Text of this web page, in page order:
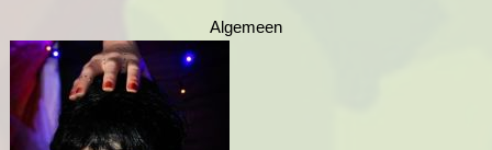
Algemeen